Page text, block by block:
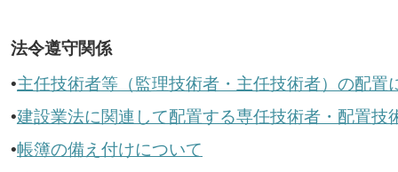
法令遵守関係
•主任技術者等（監理技術者・主任技術者）の配置
•建設業法に関連して配置する専任技術者・配置技
•帳簿の備え付けについて